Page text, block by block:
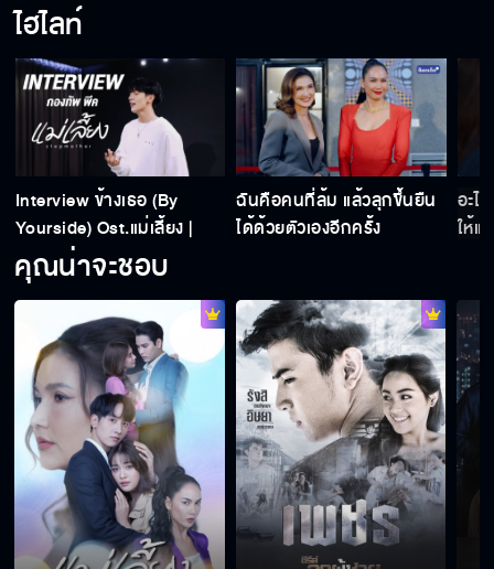
น้องดาวของพี่ไม่มีอีกแล้ว
ผู้ก่อเหตุเกี่ยวข้องกับพนักงาน
แกต้องรับใช้ฉันไปจนวันตาย
จะแย่งผัวและบริษัทเป็นของตัวเองเหรอคะ
"แม่เลี้ยง" เริ่ม 20 มกราคมนี้
ไฮไลท์
Interview ข้างเธอ (By
Yourside) Ost.แม่เลี้ยง |
กองทัพ พีค
ฉันคือคนที่ล้ม แล้วลุกขึ้นยืน
ได้ด้วยตัวเองอีกครั้ง
อะไ
ให้แ
คุณน่าจะชอบ